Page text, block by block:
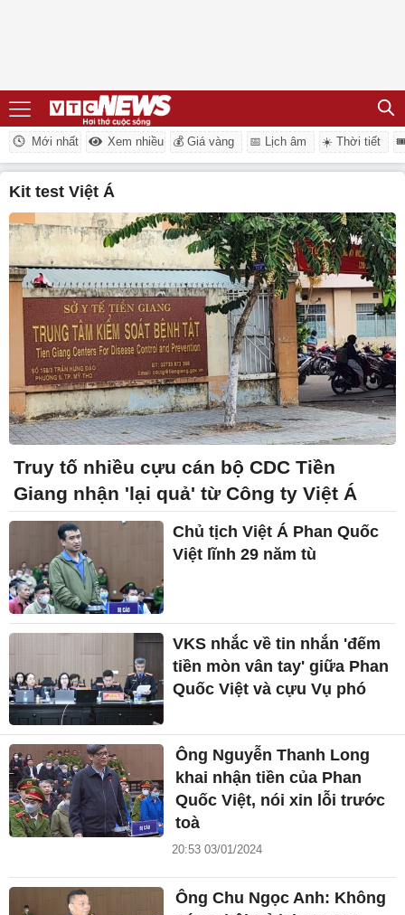
Mới nhất Xem nhiều 💰 Giá vàng 📅 Lịch âm ☀️ Thời tiết
kit test Việt Á
Truy tố nhiều cựu cán bộ CDC Tiền
Giang nhận 'lại quả' từ Công ty Việt Á
Chủ tịch Việt Á Phan Quốc
Việt lĩnh 29 năm tù
VKS nhắc về tin nhắn 'đếm
tiền mòn vân tay' giữa Phan
Quốc Việt và cựu Vụ phó
Ông Nguyễn Thanh Long
khai nhận tiền của Phan
Quốc Việt, nói xin lỗi trước
toà
20:53 03/01/2024
Ông Chu Ngọc Anh: Không